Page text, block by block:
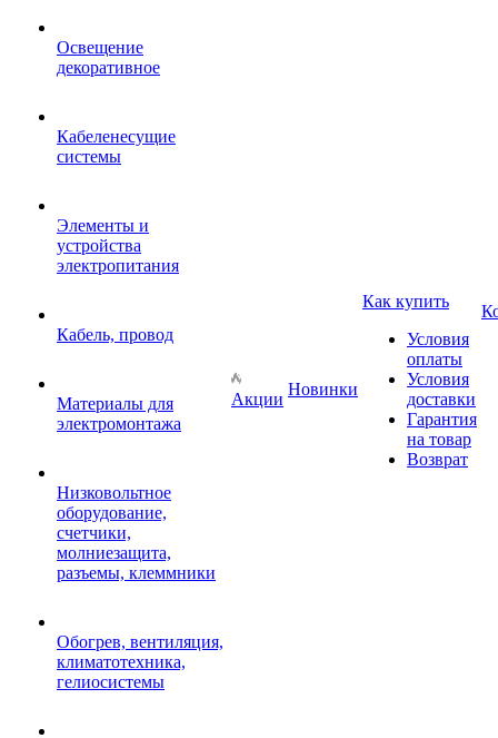
Освещение
декоративное
Кабеленесущие
системы
Элементы и
устройства
электропитания
Кабель, провод
Материалы для
электромонтажа
Низковольтное
оборудование,
счетчики,
молниезащита,
разъемы, клеммники
Обогрев, вентиляция,
климатотехника,
гелиосистемы
Акции
Новинки
Как купить
Условия
оплаты
Условия
доставки
Гарантия
на товар
Возврат